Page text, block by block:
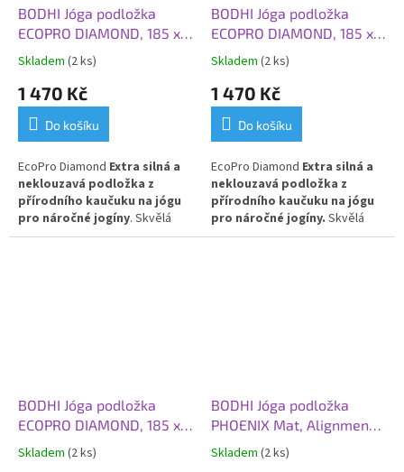
BODHI Jóga podložka
ECOPRO DIAMOND, 185 x
60 x 0,6 cm, šedá tmavá
Skladem (2 ks)
1 470 Kč
Do košíku
EcoPro Diamond Extra silná a
neklouzavá podložka z
přírodního kaučuku na jógu
pro náročné jogíny. Skvělá
volba pro Vás, kteří dáváte
BODHI Jóga podložka
ECOPRO DIAMOND, 185 x
60 x 0,6 cm, fialová
Skladem (2 ks)
1 470 Kč
Do košíku
EcoPro Diamond Extra silná a
neklouzavá podložka z
přírodního kaučuku na jógu
pro náročné jogíny. Skvělá
volba pro Vás, kteří dáváte
BODHI Jóga podložka
ECOPRO DIAMOND, 185 x
60 x 0,6 cm, modrá
Skladem (2 ks)
BODHI Jóga podložka
PHOENIX Mat, Alignment
Yantra, 185 x 66 x 0,4 cm,
Skladem (2 ks)